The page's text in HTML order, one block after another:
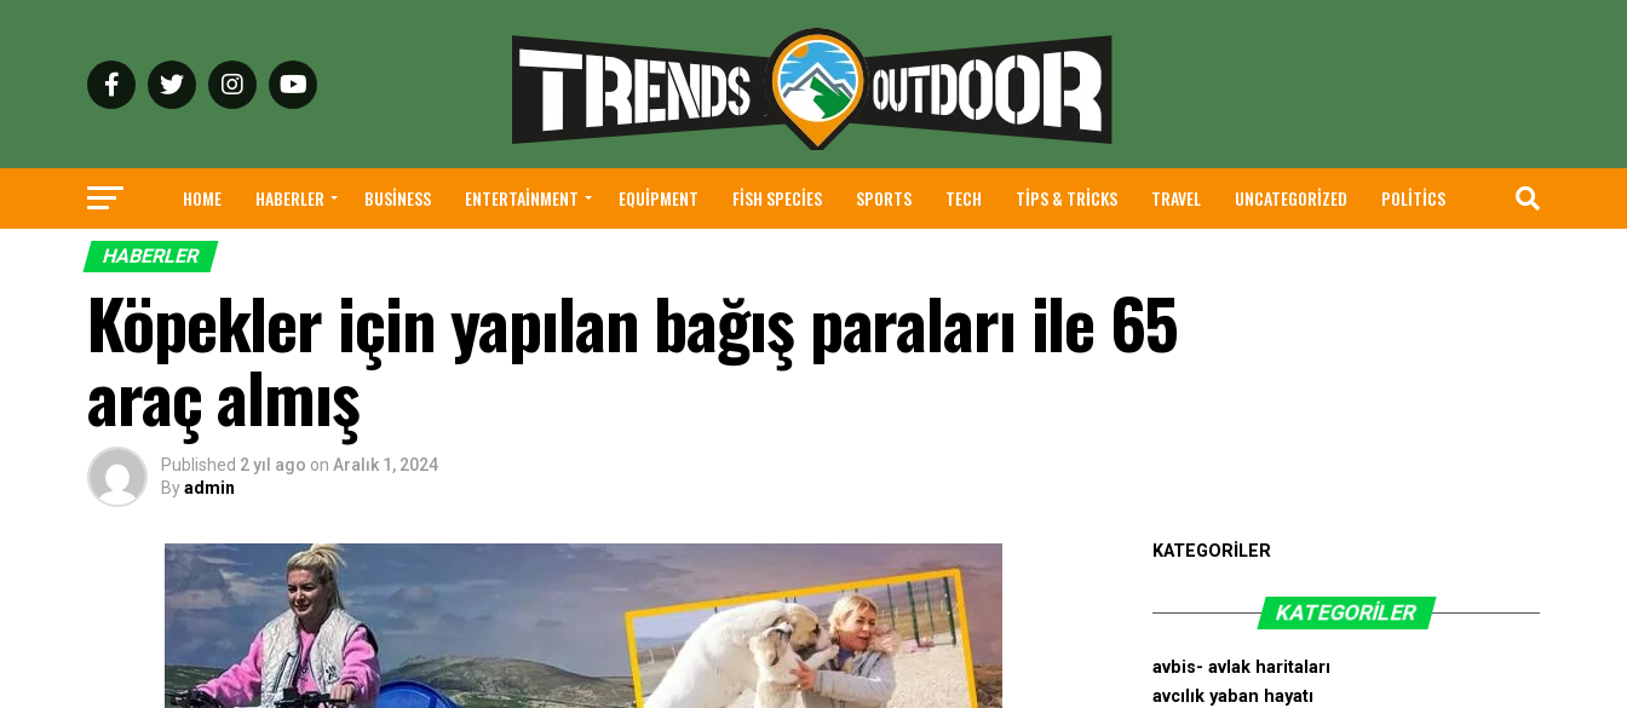
HOME HABERLER BUSINESS ENTERTAINMENT EQUIPMENT FISH SPECIES SPORTS TECH TIPS & TRICKS TRAVEL UNCATEGORIZED POLITICS
HABERLER
Köpekler için yapılan bağış paraları ile 65
araç almış
Published 2 yıl ago on Aralık 1, 2024
Byadmin
KATEGORİLER
KATEGORILER
avbis- avlak haritaları
avcılık yaban hayatı